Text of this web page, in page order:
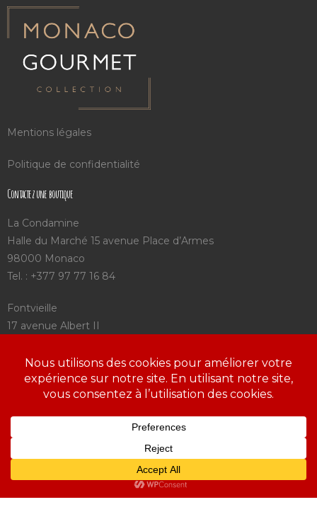
Mentions légales
Politique de confidentialité
Contactez une boutique
La Condamine
Halle du Marché 15 avenue Place d’Armes
98000 Monaco
Tel. : +377 97 77 16 84
Fontvieille
17 avenue Albert II
Tel. : +377 92 05 75 25
Saint Charles
https://www.aroca.mc/mentions-legales-a-roca/